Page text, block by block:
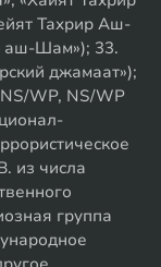
Тахрир Аш-
аш-Шам»); 33.
джамаат»);
WP, NS/WP
из числа
группа